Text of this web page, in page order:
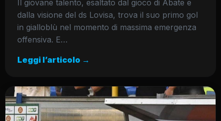
Il giovane talento, esaltato dal gioco di Abate e
dalla visione del ds Lovisa, trova il suo primo gol
in gialloblù nel momento di massima emergenza
offensiva. E…
Leggi l’articolo →